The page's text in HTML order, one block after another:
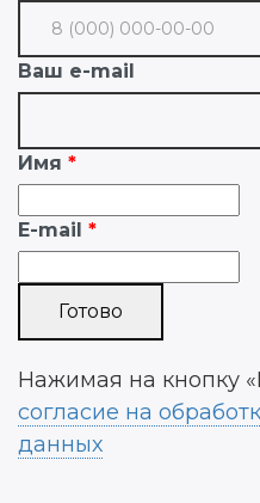
Ваш e-mail
Имя
E-mail
Нажимая на кнопку
согласие на
данных